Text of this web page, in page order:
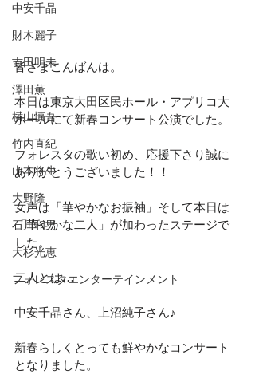
中安千晶
財木麗子
吉田明未
澤田薫
横山慎吾
竹内直紀
山本将生
大野隆
石川和男
大杉光恵
フォレスタエンターテインメント
皆さまこんばんは。
本日は東京大田区民ホール・アプリコ大
ホールにて新春コンサート公演でした。
フォレスタの歌い初め、応援下さり誠に
ありがとうございました！！
女声は「華やかなお振袖」そして本日は
「華やかな二人」が加わったステージで
した。
二人とは…
中安千晶さん、上沼純子さん♪
新春らしくとっても鮮やかなコンサート
となりました。